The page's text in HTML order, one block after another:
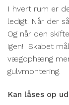
I hvert rum er
ledigt. Når der
Og når den
igen! Skabet
vægophæng
gulvmontering.
Kan låses op